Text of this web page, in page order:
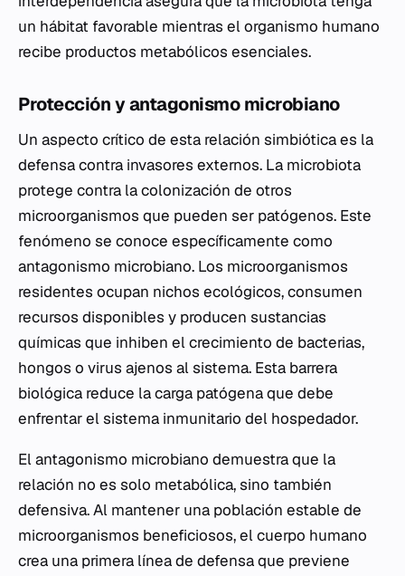
un hábitat favorable mientras el organismo humano
recibe productos metabólicos esenciales.
Protección y antagonismo microbiano
Un aspecto crítico de esta relación simbiótica es la
defensa contra invasores externos. La microbiota
protege contra la colonización de otros
microorganismos que pueden ser patógenos. Este
fenómeno se conoce específicamente como
antagonismo microbiano. Los microorganismos
residentes ocupan nichos ecológicos, consumen
recursos disponibles y producen sustancias
químicas que inhiben el crecimiento de bacterias,
hongos o virus ajenos al sistema. Esta barrera
biológica reduce la carga patógena que debe
enfrentar el sistema inmunitario del hospedador.
El antagonismo microbiano demuestra que la
relación no es solo metabólica, sino también
defensiva. Al mantener una población estable de
microorganismos beneficiosos, el cuerpo humano
crea una primera línea de defensa que previene